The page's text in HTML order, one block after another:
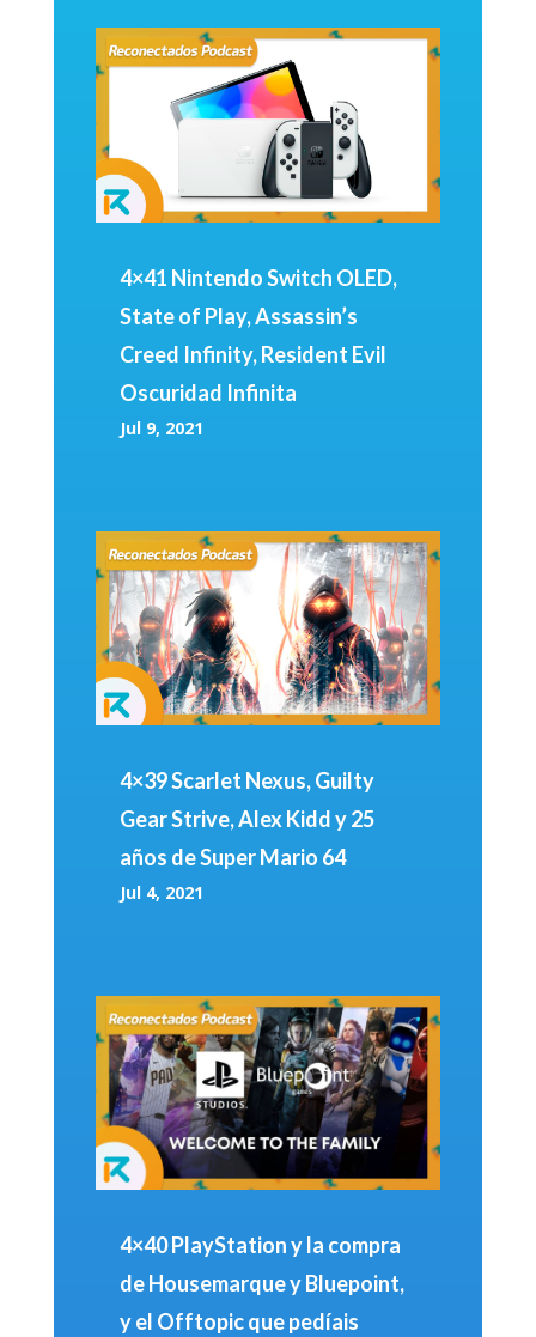
4×41 Nintendo Switch OLED,
State of Play, Assassin’s
Creed Infinity, Resident Evil
Oscuridad Infinita
Jul 9, 2021
4×39 Scarlet Nexus, Guilty
Gear Strive, Alex Kidd y 25
años de Super Mario 64
Jul 4, 2021
4×40 PlayStation y la compra
de Housemarque y Bluepoint,
y el Offtopic que pedíais